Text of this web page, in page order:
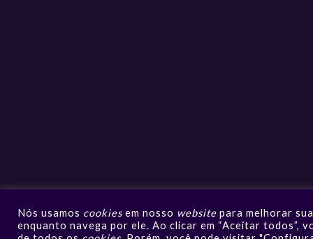
Nós usamos cookies em nosso website para melhorar
enquanto navega por ele. Ao clicar em “Aceitar todos”,